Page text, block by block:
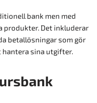
bank men med
produkter. Det inkluderar
betallösningar som gör
sina utgifter.